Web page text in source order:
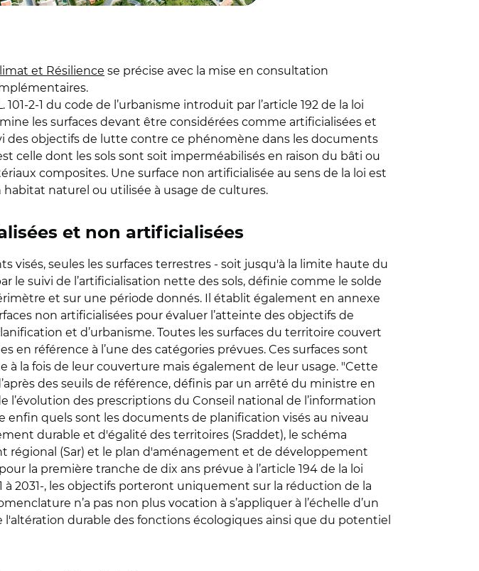
et Résilience se précise avec la mise en consultation
2-1 du code de l’urbanisme introduit par l’article 192 de la loi
les surfaces devant être considérées comme artificialisées et
des objectifs de lutte contre ce phénomène dans les documents
celle dont les sols sont soit imperméabilisés en raison du bâti ou
composites. Une surface non artificialisée au sens de la loi est
naturel ou utilisée à usage de cultures.
et non artificialisées
visés, seules les surfaces terrestres - soit jusqu'à la limite haute du
le suivi de l’artificialisation nette des sols, définie comme le solde
et sur une période donnés. Il établit également en annexe
non artificialisées pour évaluer l’atteinte des objectifs de
et d’urbanisme. Toutes les surfaces du territoire couvert
référence à l’une des catégories prévues. Ces surfaces sont
la fois de leur couverture mais également de leur usage. "Cette
des seuils de référence, définis par un arrêté du ministre en
des prescriptions du Conseil national de l’information
quels sont les documents de planification visés au niveau
durable et d'égalité des territoires (Sraddet), le schéma
régional (Sar) et le plan d'aménagement et de développement
la première tranche de dix ans prévue à l’article 194 de la loi
2031-, les objectifs porteront uniquement sur la réduction de la
n’a pas non plus vocation à s’appliquer à l’échelle d’un
durable des fonctions écologiques ainsi que du potentiel